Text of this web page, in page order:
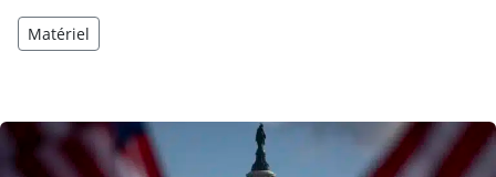
Matériel